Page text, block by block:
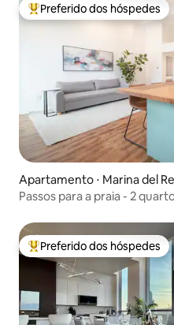
Entre os melhores preferidos
Preferido dos hóspedes
Apartamento ⋅ Marina del
Passos para a praia - 2
Entre os melhores
Preferido dos hóspedes